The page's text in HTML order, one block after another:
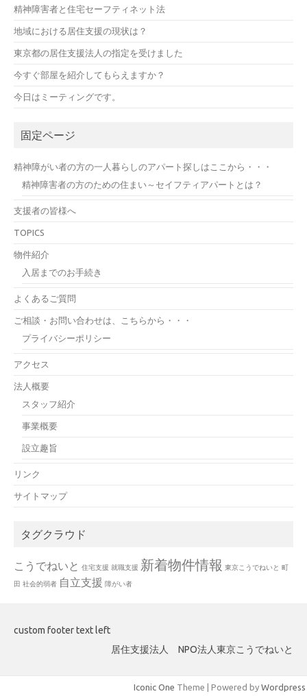
精神障害者と住宅セーフティネット法
地域における居住支援の現状は？
東京都の居住支援法人の指定を受けました
今すぐ部屋を紹介してもらえますか？
今日はミーティングです。
固定ページ
精神障がい者の方の一人暮らしのアパート探しはここから・・・
精神障害者の方のための住まい～セイフティアパートとは？
支援者の皆様へ
TOPICS
物件紹介
入居までのお手続き
よくあるご質問
ご相談・お問い合わせは、こちらから・・・
プライバシーポリシー
アクセス
法人概要
スタッフ紹介
事業概要
設立趣旨
リンク
サイトマップ
タグクラウド
こうでねいと 住宅支援 就職支援 新着物件情報 東京こうでねいと 町
田 社会的弱者 自立支援 障がい者
custom footer text left
居住支援法人 NPO法人東京こうでねいと
Iconic One Theme | Powered by Wordpress